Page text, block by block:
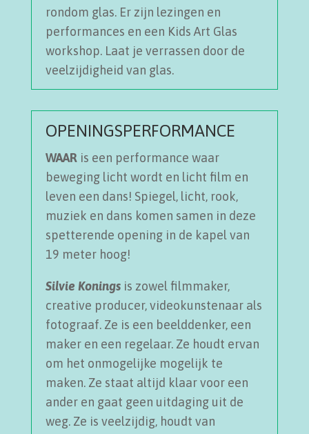
rondom glas. Er zijn lezingen en
performances en een Kids Art Glas
workshop. Laat je verrassen door de
veelzijdigheid van glas.
OPENINGSPERFORMANCE
WAARis een performance waar
beweging licht wordt en licht film en
leven een dans! Spiegel, licht, rook,
muziek en dans komen samen in deze
spetterende opening in de kapel van
19 meter hoog!
Silvie Koningsis zowel filmmaker,
creative producer, videokunstenaar als
fotograaf. Ze is een beelddenker, een
maker en een regelaar. Ze houdt ervan
om het onmogelijke mogelijk te
maken. Ze staat altijd klaar voor een
ander en gaat geen uitdaging uit de
weg. Ze is veelzijdig, houdt van